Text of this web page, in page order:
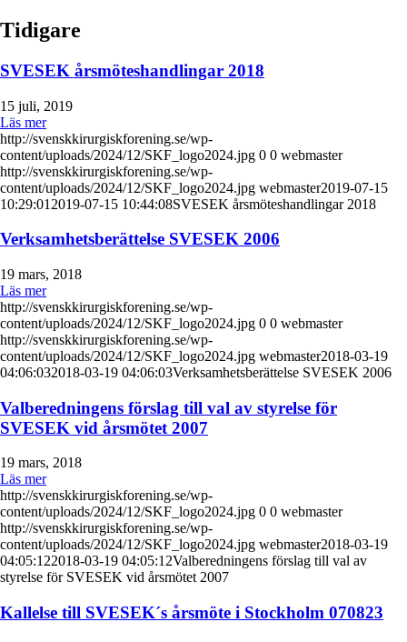
Tidigare
SVESEK årsmöteshandlingar 2018
15 juli, 2019
Läs mer
http://svenskkirurgiskforening.se/wp-
content/uploads/2024/12/SKF_logo2024.jpg 0 0 webmaster
http://svenskkirurgiskforening.se/wp-
content/uploads/2024/12/SKF_logo2024.jpg webmaster2019-07-15
10:29:01 2019-07-15 10:44:08SVESEK årsmöteshandlingar 2018
Verksamhetsberättelse SVESEK 2006
19 mars, 2018
Läs mer
http://svenskkirurgiskforening.se/wp-
content/uploads/2024/12/SKF_logo2024.jpg 0 0 webmaster
http://svenskkirurgiskforening.se/wp-
content/uploads/2024/12/SKF_logo2024.jpg webmaster2018-03-19
04:06:032018-03-19 04:06:03Verksamhetsberättelse SVESEK 2006
Valberedningens förslag till val av styrelse för
SVESEK vid årsmötet 2007
19 mars, 2018
Läs mer
http://svenskkirurgiskforening.se/wp-
content/uploads/2024/12/SKF_logo2024.jpg 0 0 webmaster
http://svenskkirurgiskforening.se/wp-
content/uploads/2024/12/SKF_logo2024.jpg webmaster2018-03-19
04:05:122018-03-19 04:05:12Valberedningens förslag till val av
styrelse för SVESEK vid årsmötet 2007
Kallelse till SVESEK´s årsmöte i Stockholm 070823